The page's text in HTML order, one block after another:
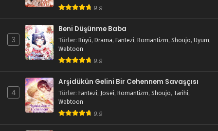
9.9
3
Beni Düşünme Baba
Türler: Büyü, Drama, Fantezi, Romantizm, Shoujo, Uyum,
Webtoon
9.9
4
Arşidükün Gelini Bir Cehennem Savaşçısı
Türler: Fantezi, Josei, Romantizm, Shoujo, Tarihi,
Webtoon
9.9